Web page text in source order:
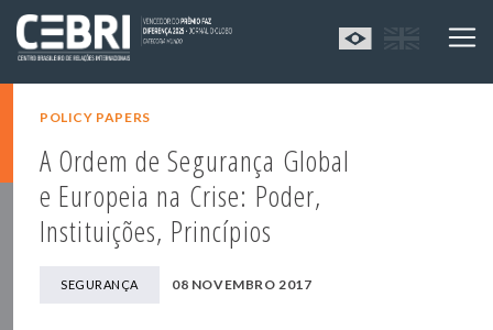
POLICY PAPERS
A Ordem de Segurança Global
e Europeia na Crise: Poder,
Instituições, Princípios
SEGURANÇA 08 NOVEMBRO 2017